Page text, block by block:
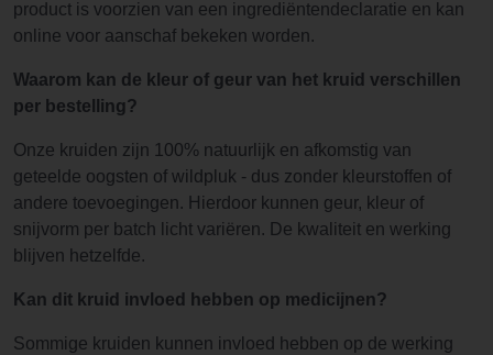
product is voorzien van een ingrediëntendeclaratie en kan
online voor aanschaf bekeken worden.
Waarom kan de kleur of geur van het kruid verschillen
per bestelling?
Onze kruiden zijn 100% natuurlijk en afkomstig van
geteelde oogsten of wildpluk - dus zonder kleurstoffen of
andere toevoegingen. Hierdoor kunnen geur, kleur of
snijvorm per batch licht variëren. De kwaliteit en werking
blijven hetzelfde.
Kan dit kruid invloed hebben op medicijnen?
Sommige kruiden kunnen invloed hebben op de werking